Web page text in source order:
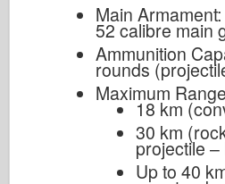
Main
52 calibre main
Ammunition
rounds
Maximum
18 km
30 km
projectile –
Up to 40